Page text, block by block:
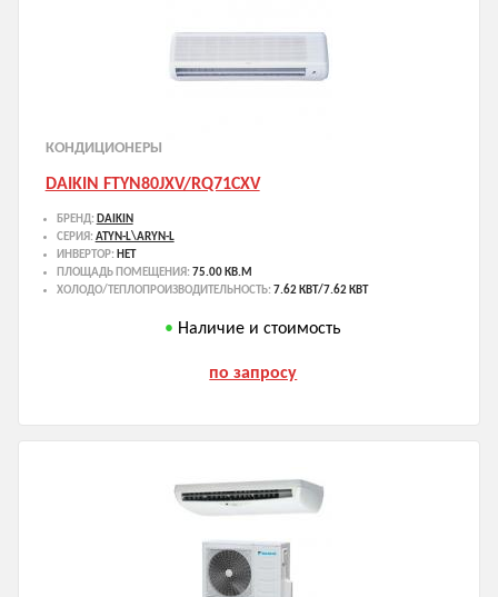
КОНДИЦИОНЕРЫ
DAIKIN FTYN80JXV/RQ71CXV
БРЕНД: DAIKIN
СЕРИЯ: ATYN-L\ARYN-L
ИНВЕРТОР: НЕТ
ПЛОЩАДЬ ПОМЕЩЕНИЯ: 75.00 КВ.М
ХОЛОДО/ТЕПЛОПРОИЗВОДИТЕЛЬНОСТЬ: 7.62 КВТ/7.62 КВТ
Наличие и стоимость
по запросу